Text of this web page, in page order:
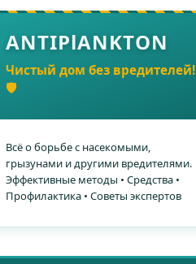
ANTIPlANKTON
Чистый дом без вредителей!
🛡️
Всё о борьбе с насекомыми,
грызунами и другими вредителями.
Эффективные методы • Средства •
Профилактика • Советы экспертов